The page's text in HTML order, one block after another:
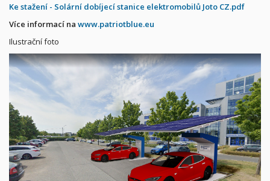
Ke stažení - Solární dobíjecí stanice elektromobilů Joto CZ.pdf
Více informací na www.patriotblue.eu
Ilustrační foto